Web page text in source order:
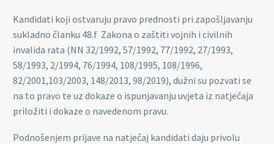
Kandidati koji ostvaruju pravo prednosti pri zapošljavanju
sukladno članku 48.f Zakona o zaštiti vojnih i civilnih
invalida rata (NN 32/1992, 57/1992, 77/1992, 27/1993,
58/1993, 2/1994, 76/1994, 108/1995, 108/1996,
82/2001,103/2003, 148/2013, 98/2019), dužni su pozvati se
na to pravo te uz dokaze o ispunjavanju uvjeta iz natječaja
priložiti i dokaze o navedenom pravu.
Podnošenjem prijave na natječaj kandidati daju privolu